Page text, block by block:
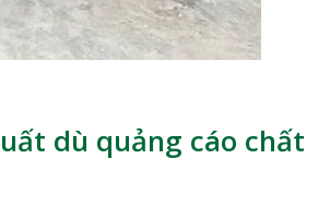
dù quảng cáo chất